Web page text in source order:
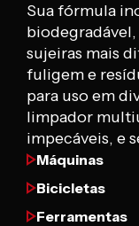
Sua fórmula
sujeiras mais
fuligem e
para uso em
limpador
impecáveis, e
Máquinas
Bicicletas
Ferramentas